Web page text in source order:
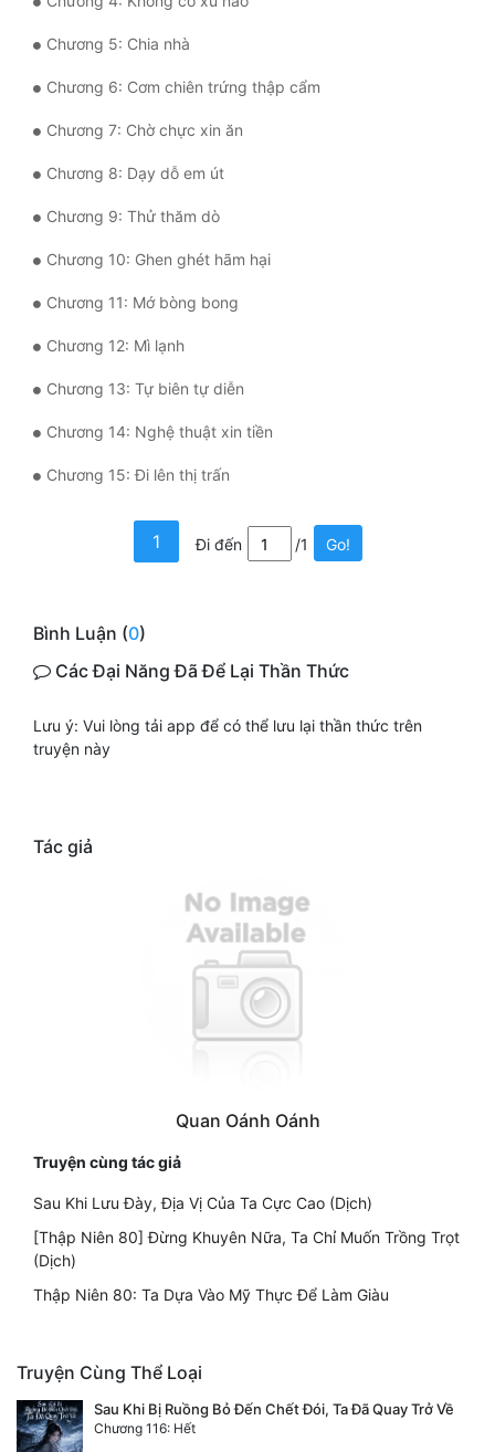
Quân Sự
Sảng Văn
Thanh Xuân
Tiên Hiệp
Tiểu Thuyết
Trinh Thám
Triều Đấu
Trùng Sinh
Trọng Sinh
Võng Du
Ngự Thú
Truyện Nam
Vô Địch Lưu
Xây Dựng Thế Lực
Chương 5: Chia nhà
Chương 6: Cơm chiên trứng thập cẩm
Chương 7: Chờ chực xin ăn
Chương 8: Dạy dỗ em út
Chương 9: Thử thăm dò
Chương 10: Ghen ghét hãm hại
Chương 11: Mớ bòng bong
Chương 12: Mì lạnh
Chương 13: Tự biên tự diễn
Chương 14: Nghệ thuật xin tiền
Chương 15: Đi lên thị trấn
1 Đi đến /1 Go!
Bình Luận (0)
Các Đại Năng Đã Để Lại Thần Thức
Lưu ý: Vui lòng tải app để có thể lưu lại thần thức trên
truyện này
Tác giả
Quan Oánh Oánh
Truyện cùng tác giả
Sau Khi Lưu Đày, Địa Vị Của Ta Cực Cao (Dịch)
[Thập Niên 80] Đừng Khuyên Nữa, Ta Chỉ Muốn Trồng Trọt
(Dịch)
Thập Niên 80: Ta Dựa Vào Mỹ Thực Để Làm Giàu
Truyện Cùng Thể Loại
Sau Khi Bị Ruồng Bỏ Đến Chết Đói, Ta Đã Quay Trở Về
Chương 116: Hết